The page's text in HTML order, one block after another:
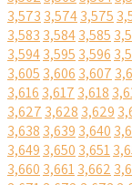
3,573 3,5743,575
3,583 3,5843,585
3,5943,595 3,596
3,605 3,606 3,607
3,616 3,617 3,618
3,627 3,628 3,629
3,638 3,639 3,640
3,649 3,650 3,651
3,660 3,6613,662